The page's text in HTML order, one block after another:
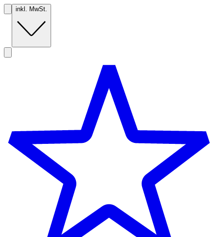
inkl. MwSt.